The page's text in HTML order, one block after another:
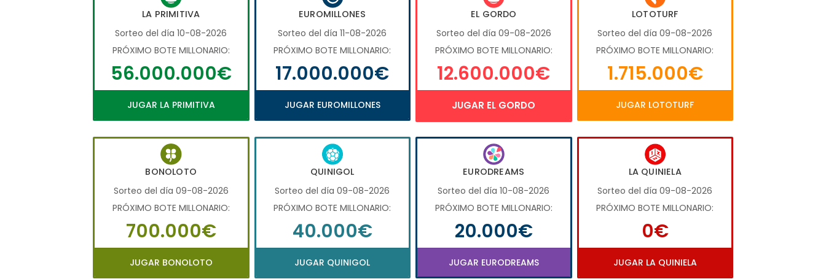
LA PRIMITIVA
Sorteo del día 10-08-2026
PRÓXIMO BOTE MILLONARIO:
56.000.000€
JUGAR LA PRIMITIVA
EUROMILLONES
Sorteo del día 11-08-2026
PRÓXIMO BOTE MILLONARIO:
17.000.000€
JUGAR EUROMILLONES
EL GORDO
Sorteo del día 09-08-2026
PRÓXIMO BOTE MILLONARIO:
12.600.000€
JUGAR EL GORDO
LOTOTURF
Sorteo del día 09-08-2026
PRÓXIMO BOTE MILLONARIO:
1.715.000€
JUGAR LOTOTURF
BONOLOTO
Sorteo del día 09-08-2026
PRÓXIMO BOTE MILLONARIO:
700.000€
JUGAR BONOLOTO
QUINIGOL
Sorteo del día 09-08-2026
PRÓXIMO BOTE MILLONARIO:
40.000€
JUGAR QUINIGOL
EURODREAMS
Sorteo del día 10-08-2026
PRÓXIMO BOTE MILLONARIO:
20.000€
JUGAR EURODREAMS
LA QUINIELA
Sorteo del día 09-08-2026
PRÓXIMO BOTE MILLONARIO:
0€
JUGAR LA QUINIELA